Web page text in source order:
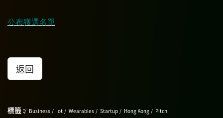
公布獲選名單
返回
標籤 : Business Iot Wearables Startup Hong Kong Pitch